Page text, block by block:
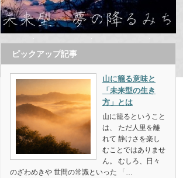
ピックアップ記事
山に籠る意味と
「未来型の生き
方」とは
山に籠るということ
は、 ただ人里を離
れて 静けさを楽し
むことではありませ
ん。 むしろ、日々
のざわめきや 世間の常識といった 「…